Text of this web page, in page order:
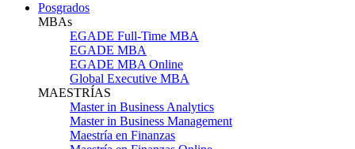
Posgrados
MBAs
EGADE Full-Time MBA
EGADE MBA
EGADE MBA Online
Global Executive MBA
MAESTRÍAS
Master in Business Analytics
Master in Business Management
Maestría en Finanzas